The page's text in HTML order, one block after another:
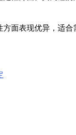
面表现优异，适